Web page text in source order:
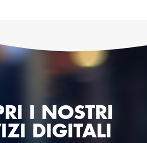
I NOSTRI
DIGITALI